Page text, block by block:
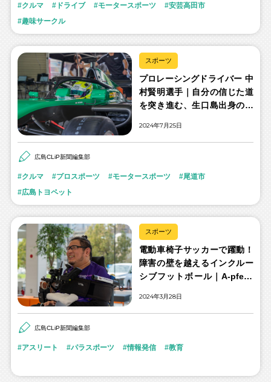
クルマ ドライブ モータースポーツ
安芸高田市
趣味サークル
スポーツ
プロレーシングドライバー 中
村賢明選手｜自分の信じた道
を突き進む、生口島出身の若
2024年7月25日
広島CLiP新聞編集部
クルマ プロスポーツ モータースポーツ
尾道市
広島トヨペット
スポーツ
電動車椅子サッカーで躍動！
障害の壁を越えるインクルー
シブフットボール｜A-pfeile
2024年3月28日
広島CLiP新聞編集部
アスリート パラスポーツ 情報発信 教育